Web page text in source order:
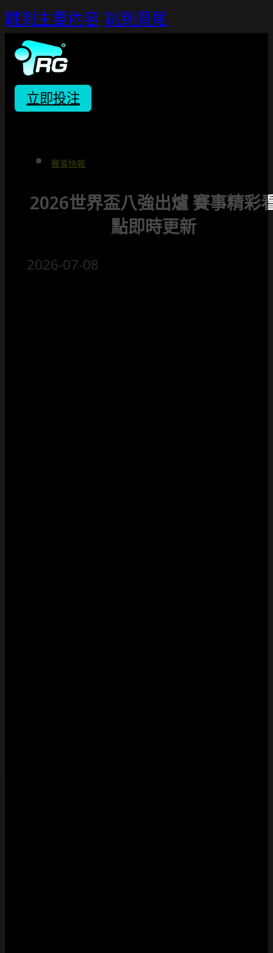
跳到主要內容 跳到頁尾
立即投注
賽事快報
2026世界盃八強出爐 賽事精彩
點即時更新
2026-07-08